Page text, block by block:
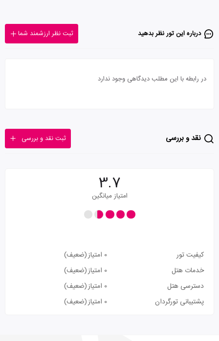
درباره این تور‌ نظر بدهید ثبت نظر ارزشمند شما
در رابطه با این مطلب دیدگاهی وجود ندارد
نقد و بررسی ثبت نقد و بررسی
3.7
امتیاز میانگین
کیفیت تور 0 امتیاز
(ضعیف)
خدمات هتل
0 امتیاز
(ضعیف)
دسترسی هتل
0 امتیاز
(ضعیف)
پشتیبانی تورگردان
0 امتیاز (ضعیف)